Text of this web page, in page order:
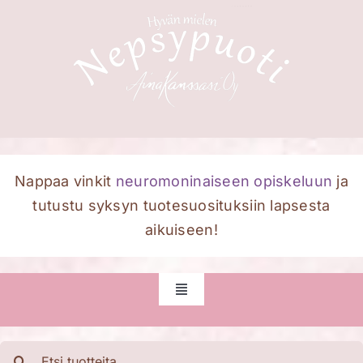
Nappaa vinkit neuromoninaiseen opiskeluun ja
tutustu syksyn tuotesuosituksiin lapsesta
aikuiseen!
Toggle
Etusivu